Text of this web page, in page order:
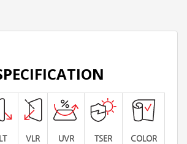
VLR UVR TSER COLOR